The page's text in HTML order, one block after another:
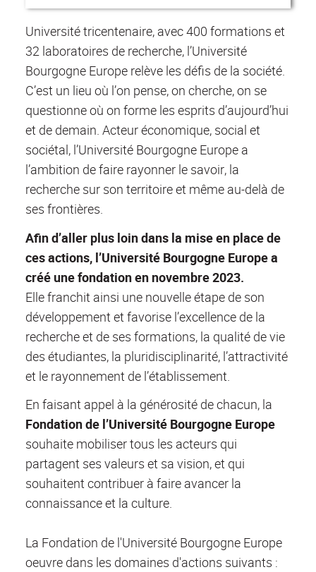
Université tricentenaire, avec 400 formations et
32 laboratoires de recherche, l’Université
Bourgogne Europe relève les défis de la société.
C’est un lieu où l’on pense, on cherche, on se
questionne où on forme les esprits d’aujourd’hui
et de demain. Acteur économique, social et
sociétal, l’Université Bourgogne Europe a
l’ambition de faire rayonner le savoir, la
recherche sur son territoire et même au-delà de
ses frontières.
Afin d’aller plus loin dans la mise en place de
ces actions, l’Université Bourgogne Europe a
créé une fondation en novembre 2023.
Elle franchit ainsi une nouvelle étape de son
développement et favorise l’excellence de la
recherche et de ses formations, la qualité de vie
des étudiantes, la pluridisciplinarité, l’attractivité
et le rayonnement de l’établissement.
En faisant appel à la générosité de chacun, la
Fondation de l’Université Bourgogne Europe
souhaite mobiliser tous les acteurs qui
partagent ses valeurs et sa vision, et qui
souhaitent contribuer à faire avancer la
connaissance et la culture.
La Fondation de l'Université Bourgogne Europe
oeuvre dans les domaines d'actions suivants :